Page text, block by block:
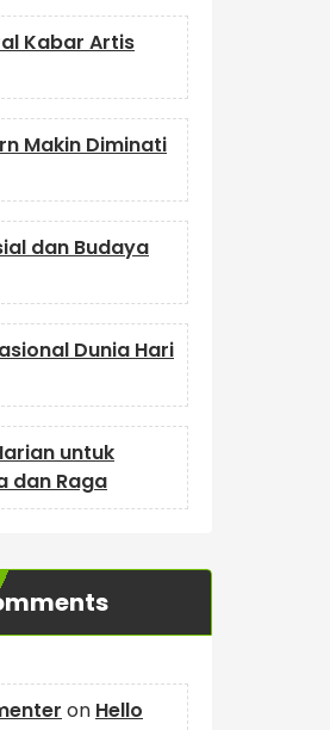
Kabar Artis
Makin Diminati
dan Budaya
Dunia Hari
untuk
dan Raga
on Hello